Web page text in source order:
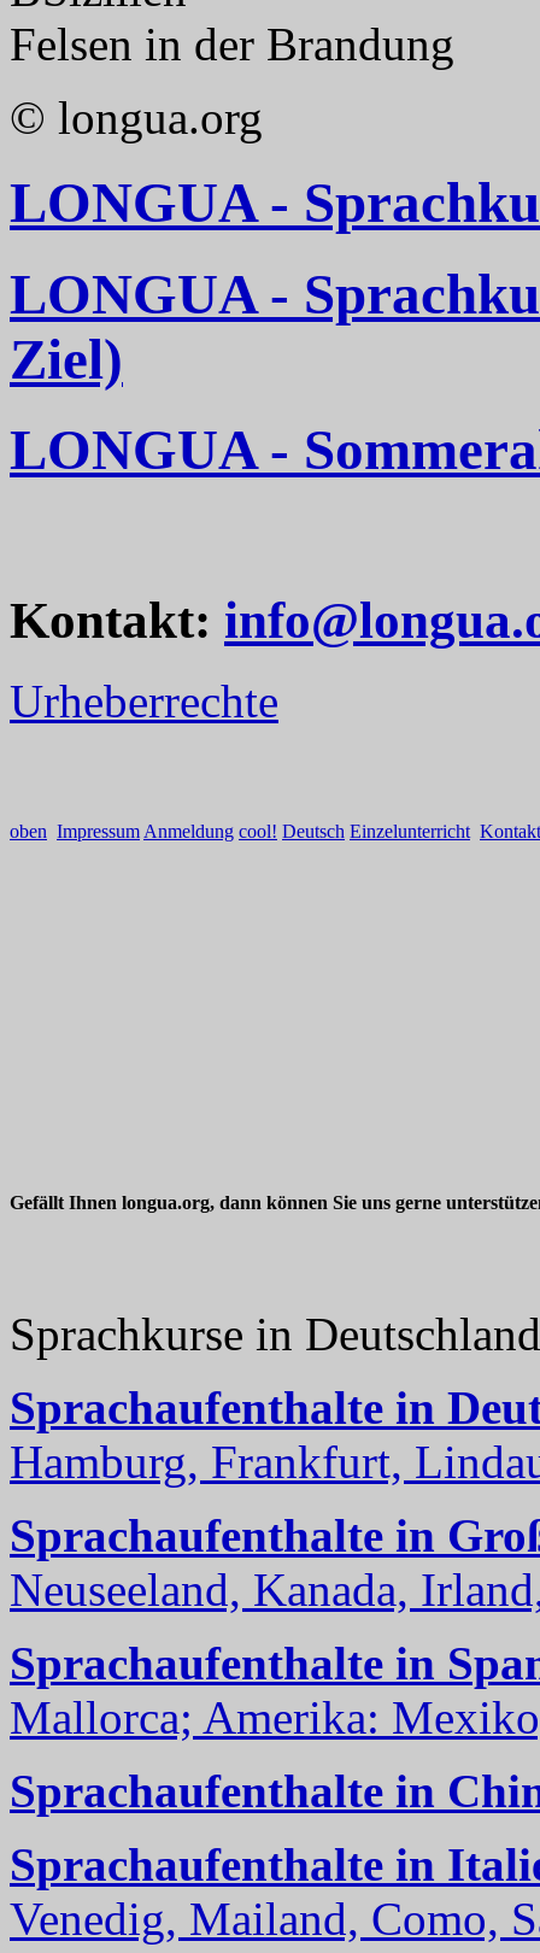
Felsen in der Brandung
© longua.org
LONGUA -
LONGUA -
Ziel)
LONGUA -
Kontakt:
Urheberrechte
oben Impressum Anmeldung cool! Deutsch Einzelunterricht Kontakt
Gefällt Ihnen longua.org, dann können Sie uns gerne
Sprachkurse in
Sprachaufenthalte in
Hamburg, Frankfurt,
Sprachaufenthalte in
Neuseeland, Kanada,
Sprachaufenthalte in
Mallorca; Amerika:
Sprachaufenthalte in
Sprachaufenthalte in
Venedig, Mailand, Como,